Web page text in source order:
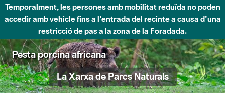
Temporalment, les persones amb mobilitat reduïda no poden
accedir amb vehicle fins a l'entrada del recinte a causa d'una
restricció de pas a la zona de la Foradada.
Pesta porcina africana
La Xarxa de Parcs Naturals